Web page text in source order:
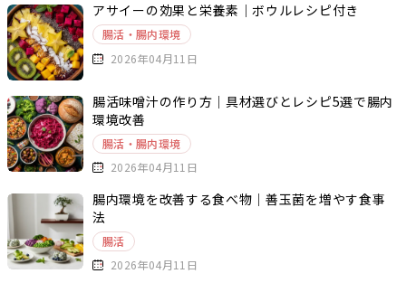
アサイーの効果と栄養素｜ボウルレシピ付き
腸活・腸内環境
2026年04月11日
腸活味噌汁の作り方｜具材選びとレシピ5選で腸内
環境改善
腸活・腸内環境
2026年04月11日
腸内環境を改善する食べ物｜善玉菌を増やす食事
法
腸活
2026年04月11日